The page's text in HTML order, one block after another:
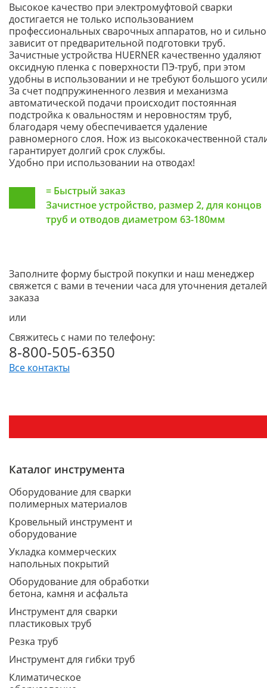
Высокое качество при электромуфтовой сварки
достигается не только использованием
профессиональных сварочных аппаратов, но и сильно
зависит от предварительной подготовки труб.
Зачистные устройства HUERNER качественно удаляют
оксидную пленка с поверхности ПЭ-труб, при этом
удобны в использовании и не требуют большого
За счет подпружиненного лезвия и механизма
автоматической подачи происходит постоянная
подстройка к овальностям и неровностям труб,
благодаря чему обеспечивается удаление
равномерного слоя. Нож из высококачественной
гарантирует долгий срок службы.
Удобно при использовании на отводах!
= Быстрый заказ
Зачистное устройство, размер 2, для концов
труб и отводов диаметром 63-180мм
Заполните форму быстрой покупки и наш менеджер
свяжется с вами в течении часа для уточнения деталей
заказа
или
Свяжитесь с нами по телефону:
8-800-505-6350
Все контакты
Каталог инструмента
Оборудование для сварки
полимерных материалов
Кровельный инструмент и
оборудование
Укладка коммерческих
напольных покрытий
Оборудование для обработки
бетона, камня и асфальта
Инструмент для сварки
пластиковых труб
Резка труб
Инструмент для гибки труб
Климатическое